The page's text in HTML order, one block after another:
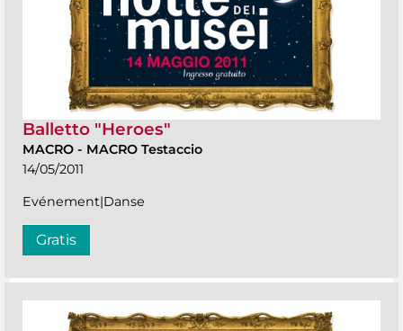
Balletto "Heroes"
MACRO - MACRO Testaccio
14/05/2011
Evénement|Danse
Gratis